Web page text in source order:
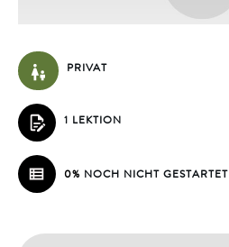
PRIVAT
1 LEKTION
0% NOCH NICHT GESTARTET